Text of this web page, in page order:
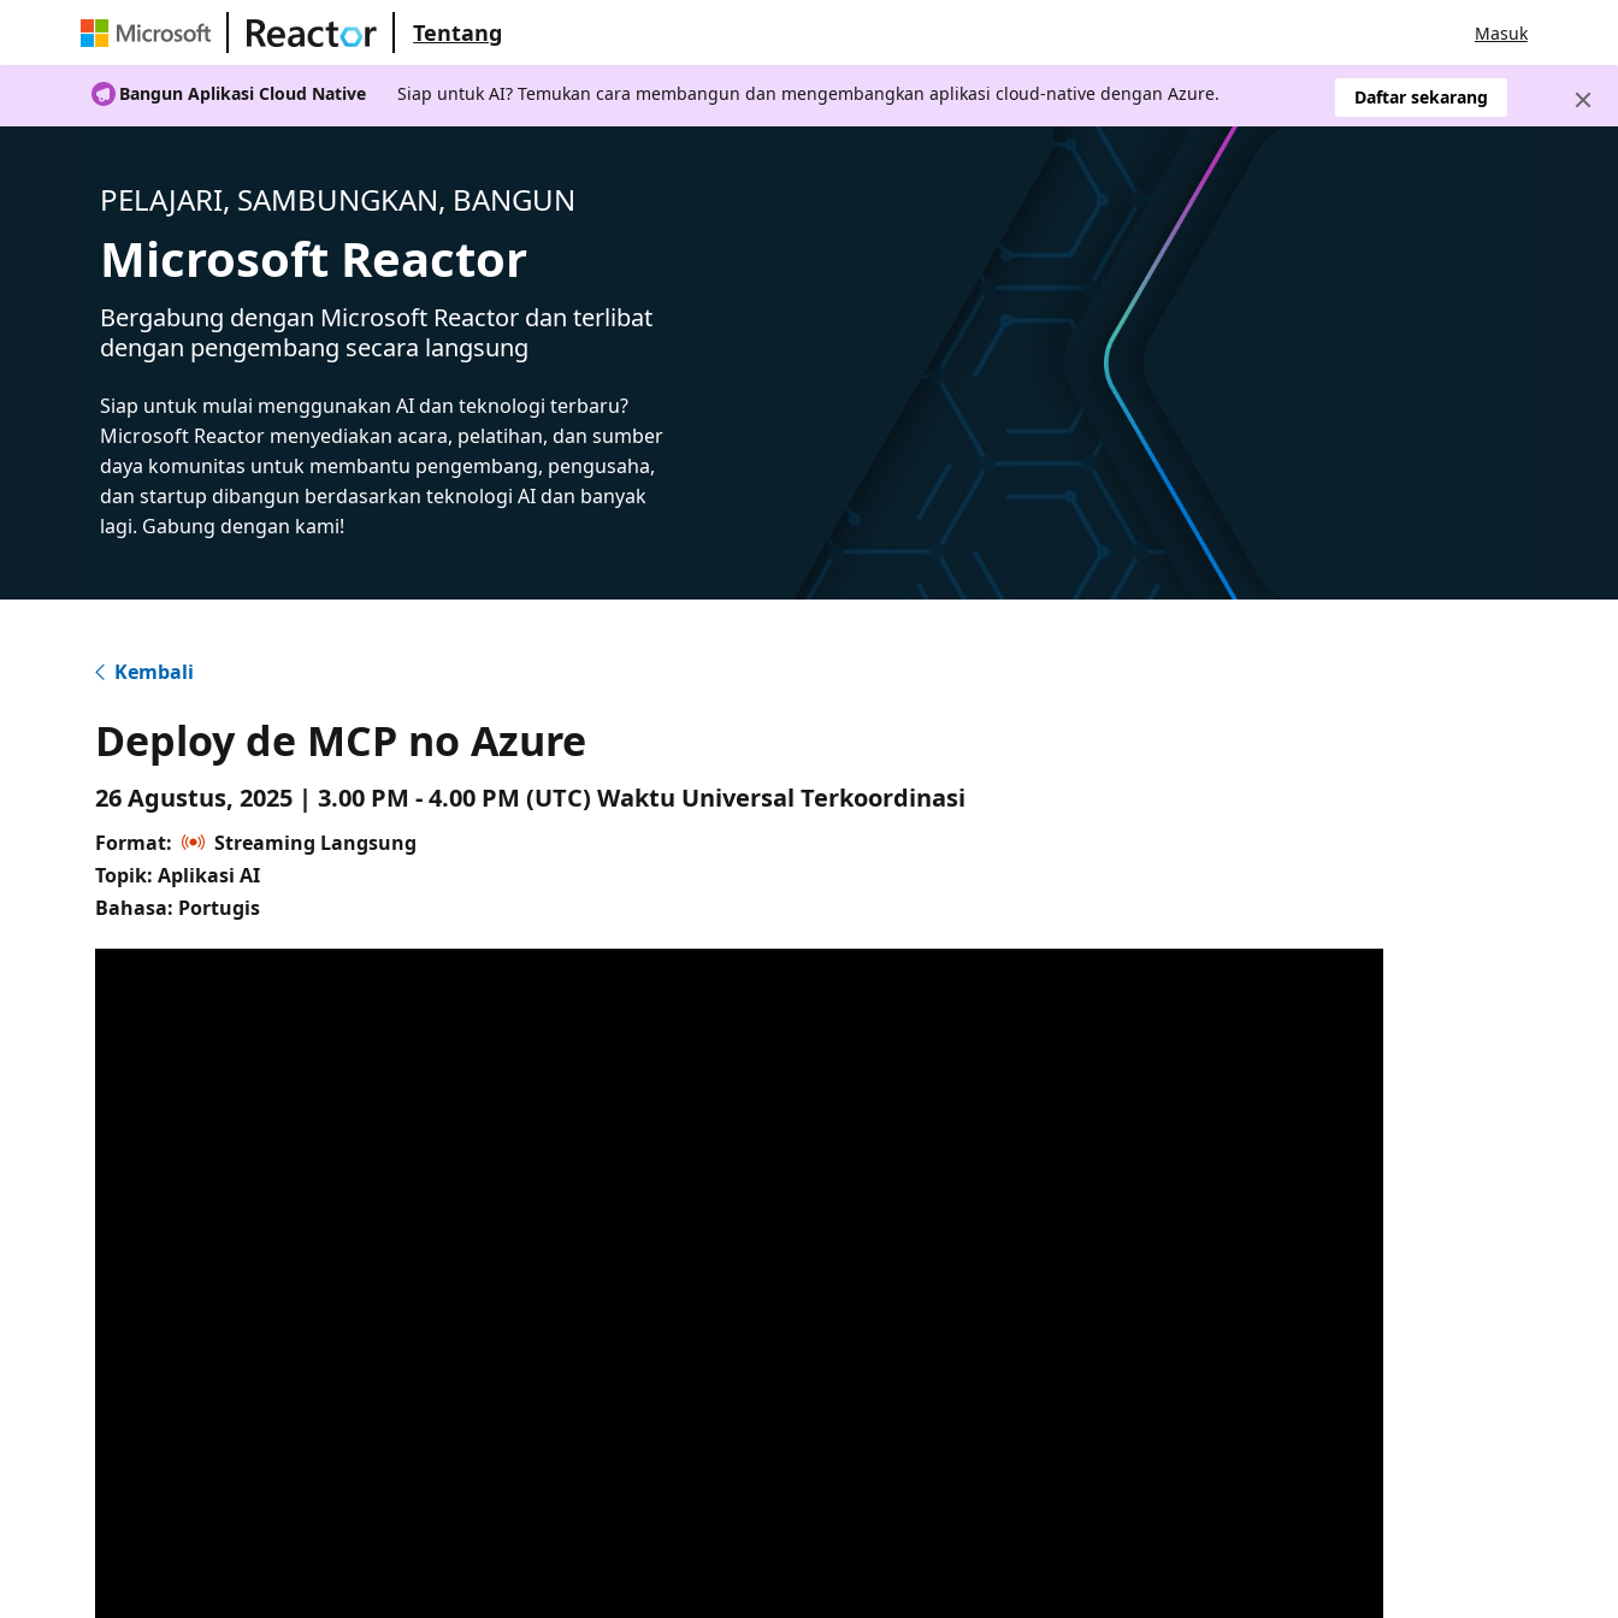
Tentang Masuk
Bangun Aplikasi Cloud Native Siap untuk AI? Temukan cara membangun dan mengembangkan aplikasi cloud-native dengan Azure. Daftar sekarang
PELAJARI, SAMBUNGKAN, BANGUN
Microsoft Reactor
Bergabung dengan Microsoft Reactor dan terlibat
dengan pengembang secara langsung
Siap untuk mulai menggunakan AI dan teknologi terbaru?
Microsoft Reactor menyediakan acara, pelatihan, dan sumber
daya komunitas untuk membantu pengembang, pengusaha,
dan startup dibangun berdasarkan teknologi AI dan banyak
lagi. Gabung dengan kami!
Kembali
Deploy de MCP no Azure
26 Agustus, 2025 | 3.00 PM - 4.00 PM (UTC) Waktu Universal Terkoordinasi
Format:
Streaming Langsung
Topik: Aplikasi AI
Bahasa: Portugis